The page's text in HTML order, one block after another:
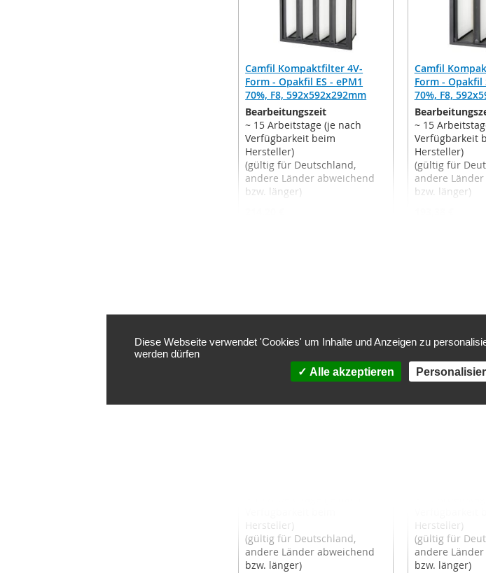
Camfil Kompaktfilter 4V-
Form - Opakfil ES - ePM1
70%, F8, 592x592x292mm
Bearbeitungszeit
~ 15 Arbeitstage (je nach
Verfügbarkeit beim
Hersteller)
(gültig für Deutschland,
andere Länder abweichend
bzw. länger)
Camfil
Form - Opakfil
70%, F8,
~ 15
Verfügbarkeit
Hersteller)
(gültig für
andere
bzw. länger)
Hersteller)
(gültig für Deutschland,
andere Länder abweichend
bzw. länger)
Hersteller)
(gültig für
andere
bzw. länger)
Diese Webseite verwendet 'Cookies' um Inhalte und Anzeigen zu
werden dürfen
Alle akzeptieren